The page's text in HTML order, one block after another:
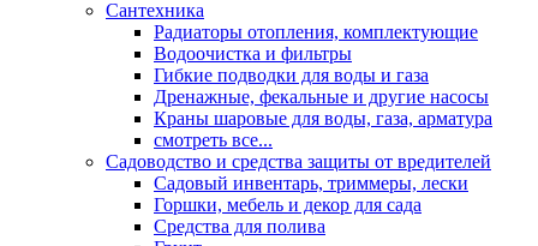
Сантехника
Радиаторы отопления, комплектующие
Водоочистка и фильтры
Гибкие подводки для воды и газа
Дренажные, фекальные и другие насосы
Краны шаровые для воды, газа, арматура
смотреть все...
Садоводство и средства защиты от вредителей
Садовый инвентарь, триммеры, лески
Горшки, мебель и декор для сада
Средства для полива